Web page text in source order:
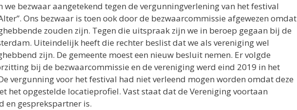
we bezwaar aangetekend tegen de vergunningverlening van het festival
Ons bezwaar is toen ook door de bezwaarcommissie afgewezen omdat
zouden zijn. Tegen die uitspraak zijn we in beroep gegaan bij de
Uiteindelijk heeft die rechter beslist dat we als vereniging wel
zijn. De gemeente moest een nieuw besluit nemen. Er volgde
bij de bezwaarcommissie en de vereniging werd eind 2019 in het
vergunning voor het festival had niet verleend mogen worden omdat deze
het opgestelde locatieprofiel. Vast staat dat de Vereniging voortaan
en gesprekspartner is.